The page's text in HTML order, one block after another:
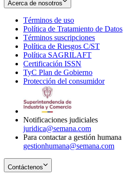
Acerca de nosotros
Términos de uso
in
new
window
Política de Tratamiento de Datos
Términos suscripciones
in
Política de Riesgos C/ST
Política SAGRILAFT
new
window
Certificación ISSN
in
new
TyC Plan de Gobierno
in
Protección del consumidorOpens
Notificaciones judiciales
juridica@semana.com
Para contactar a gestión humana
gestionhumana@semana.com
Contáctenos